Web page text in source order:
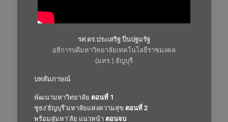
รศ.ดร.ประเสริฐ ปิ่นปฐมรัฐ
อธิการบดีมหาวิทยาลัยเทคโนโลยีราชมงคล
(มทร.) ธัญบุรี
บทสัมภาษณ์
พัฒนามหาวิทยาลัย ตอนที่ 1
ชูธง’ธัญบุรี’มหาลัยแห่งความสุข ตอนที่ 2
พร้อมสู่มหา’ลัย แนวหน้า ตอนจบ